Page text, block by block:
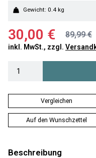
Gewicht: 0.4 kg
30,00 € 89,99 €
inkl. MwSt., zzgl.
Vergleichen
Auf den Wunschzettel
Beschreibung